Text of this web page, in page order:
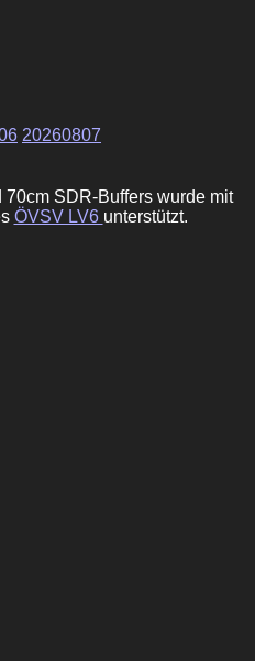
20260807
SDR-Buffers wurde mit
ÖVSV LV6 unterstützt.